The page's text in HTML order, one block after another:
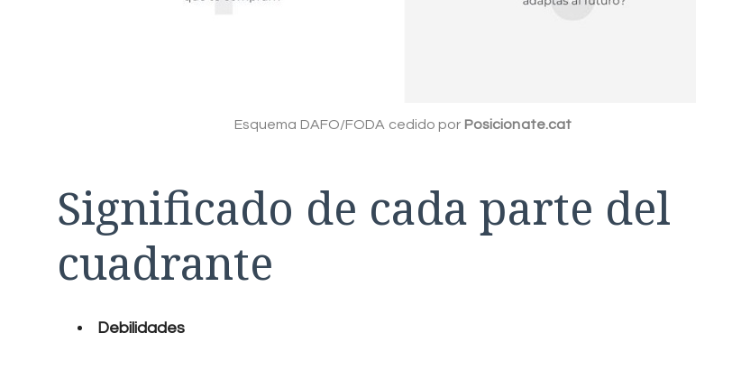
Esquema DAFO/FODA cedido por Posicionate.cat
Significado de cada parte del
cuadrante
Debilidades